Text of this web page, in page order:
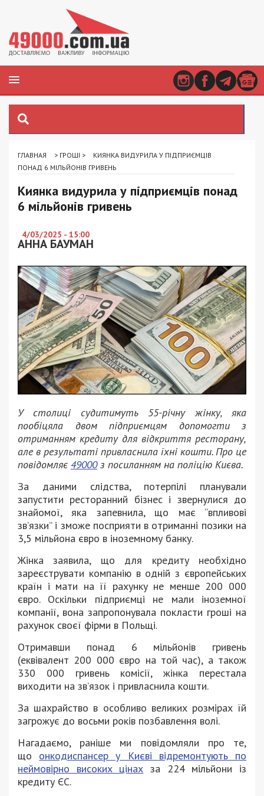
ГЛАВНАЯ > ГРОШІ >
КИЯНКА ВИДУРИЛА У ПІДПРИЄМЦІВ
ПОНАД 6 МІЛЬЙОНІВ ГРИВЕНЬ
Киянка видурила у підприємців понад
6 мільйонів гривень
4/03/2025 - 15:00
АННА БАУМАН
У столиці судитимуть 55-річну жінку, яка
пообіцяла двом підприємцям допомогти з
отриманням кредиту для відкриття ресторану,
але в результаті привласнила їхні кошти. Про це
повідомляє 49000з посиланням на поліцію Києва.
За даними слідства, потерпілі планували
запустити ресторанний бізнес і звернулися до
знайомої, яка запевнила, що має “впливові
зв’язки” і зможе посприяти в отриманні позики на
3,5 мільйона євро в іноземному банку.
Жінка заявила, що для кредиту необхідно
зареєструвати компанію в одній з європейських
країн і мати на її рахунку не менше 200 000
євро. Оскільки підприємці не мали іноземної
компанії, вона запропонувала покласти гроші на
рахунок своєї фірми в Польщі.
Отримавши понад 6 мільйонів гривень
(еквівалент 200 000 євро на той час), а також
330 000 гривень комісії, жінка перестала
виходити на зв’язок і привласнила кошти.
За шахрайство в особливо великих розмірах їй
загрожує до восьми років позбавлення волі.
Нагадаємо, раніше ми повідомляли про те,
що онкодиспансер у Києві відремонтують по
неймовірно високих цінах за 224 мільйони із
кредиту ЄС.